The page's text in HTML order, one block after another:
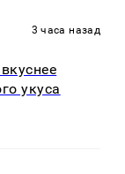
3 часа назад
укуса